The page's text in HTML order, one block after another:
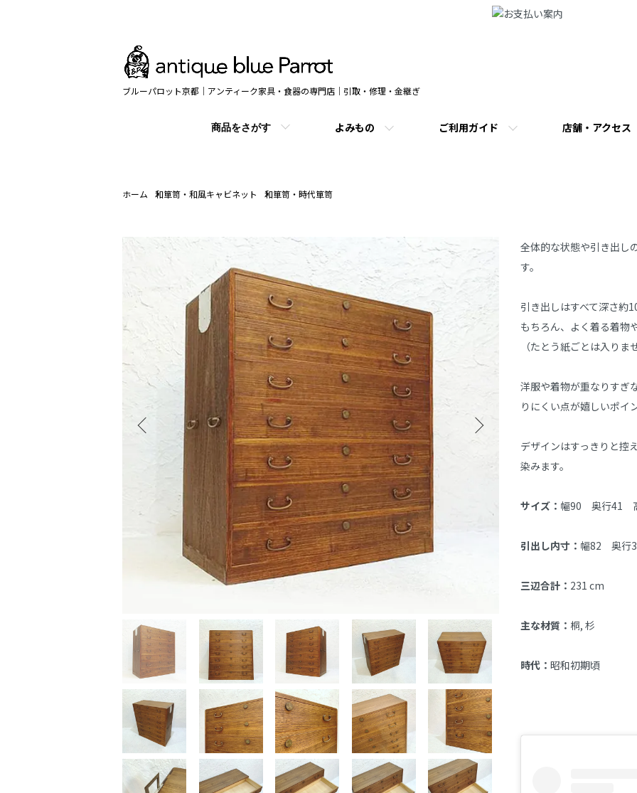
ブルーパロット京都｜アンティーク家具・食器の専門店｜引取・修理・金継ぎ
商品をさがす よみもの ご利用ガイド 店舗・アクセス
ホーム 和箪笥・和風キャビネット 和箪笥・時代箪笥
商品説明
全体的な状態や引き出し
す。
引き出しはすべて深さ約
もちろん、よく着る着物
（たとう紙ごとは入りま
洋服や着物が重なりすぎ
りにくい点が嬉しいポイ
デザインはすっきりと控
染みます。
サイズ： 幅90　奥行41
引出し内寸： 幅82　奥行
三辺合計： 231 cm
主な材質： 桐, 杉
時代： 昭和初期頃